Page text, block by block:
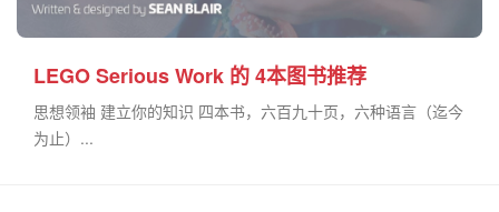
LEGO Serious Work 的 4本图书推荐
思想领袖 建立你的知识 四本书，六百九十页，六种语言（迄今
为止）...